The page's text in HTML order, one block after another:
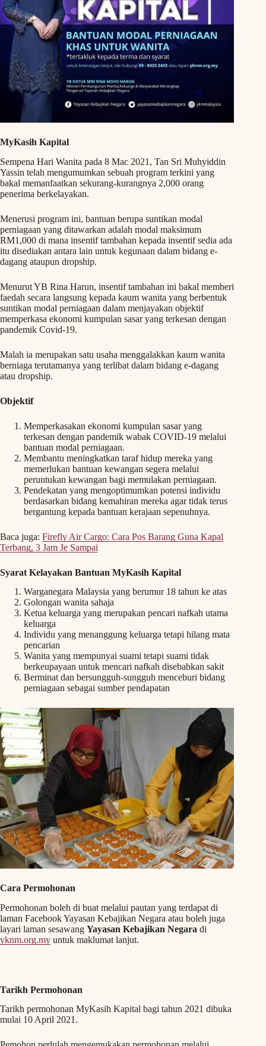
MyKasih Kapital
Sempena Hari Wanita pada 8 Mac 2021, Tan Sri Muhyiddin
Yassin telah mengumumkan sebuah program terkini yang
bakal memanfaatkan sekurang-kurangnya 2,000 orang
penerima berkelayakan.
Menerusi program ini, bantuan berupa suntikan modal
perniagaan yang ditawarkan adalah modal maksimum
RM1,000 di mana insentif tambahan kepada insentif sedia ada
itu disediakan antara lain untuk kegunaan dalam bidang e-
dagang ataupun dropship.
Menurut YB Rina Harun, insentif tambahan ini bakal memberi
faedah secara langsung kepada kaum wanita yang berbentuk
suntikan modal perniagaan dalam menjayakan objektif
memperkasa ekonomi kumpulan sasar yang terkesan dengan
pandemik Covid-19.
Malah ia merupakan satu usaha menggalakkan kaum wanita
berniaga terutamanya yang terlibat dalam bidang e-dagang
atau dropship.
Objektif
Memperkasakan ekonomi kumpulan sasar yang
terkesan dengan pandemik wabak COVID-19 melalui
bantuan modal perniagaan.
Membantu meningkatkan taraf hidup mereka yang
memerlukan bantuan kewangan segera melalui
peruntukan kewangan bagi memulakan perniagaan.
Pendekatan yang mengoptimumkan potensi individu
berdasarkan bidang kemahiran mereka agar tidak terus
bergantung kepada bantuan kerajaan sepenuhnya.
Baca juga: Firefly Air Cargo: Cara Pos Barang Guna Kapal
Terbang, 3 Jam Je Sampai
Syarat Kelayakan Bantuan MyKasih Kapital
Warganegara Malaysia yang berumur 18 tahun ke atas
Golongan wanita sahaja
Ketua keluarga yang merupakan pencari nafkah utama
keluarga
Individu yang menanggung keluarga tetapi hilang mata
pencarian
Wanita yang mempunyai suami tetapi suami tidak
berkeupayaan untuk mencari nafkah disebabkan sakit
Berminat dan bersungguh-sungguh menceburi bidang
perniagaan sebagai sumber pendapatan
Cara Permohonan
Permohonan boleh di buat melalui pautan yang terdapat di
laman Facebook Yayasan Kebajikan Negara atau boleh juga
layari laman sesawang Yayasan Kebajikan Negara di
yknm.org.my untuk maklumat lanjut.
Tarikh Permohonan
Tarikh permohonan MyKasih Kapital bagi tahun 2021 dibuka
mulai 10 April 2021.